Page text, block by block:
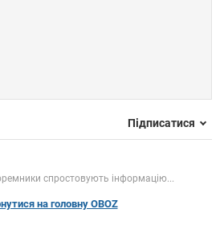
Підписатися
спростовують інформацію...
на головну OBOZ